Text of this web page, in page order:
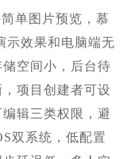
单图片预览，慕
示效果和电脑端无
空间小，后台待
项目创建者可设
辑三类权限，避
双系统，低配置